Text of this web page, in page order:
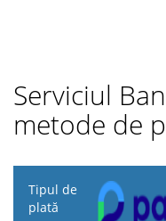
Serviciul
metode de
Tipul
de